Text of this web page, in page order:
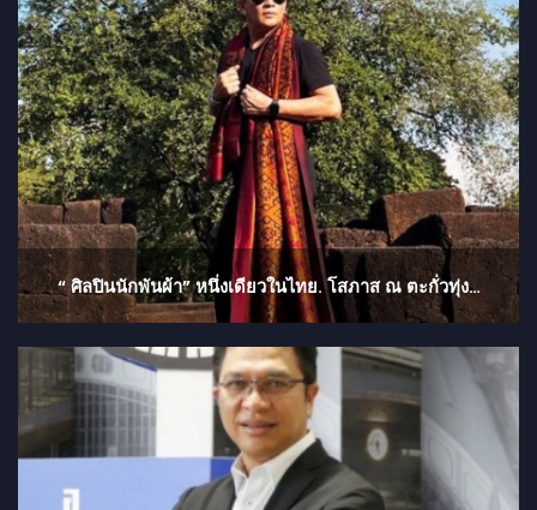
“ ศิลปินนักพันผ้า” หนึ่งเดียวในไทย. โสภาส ณ ตะกั่วทุ่ง…